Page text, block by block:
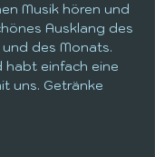
Musik hören und
Ausklang des
des Monats.
habt einfach eine
uns. Getränke